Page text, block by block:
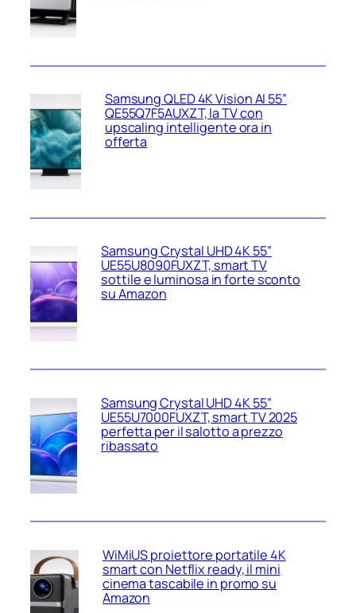
Samsung QLED 4K Vision AI 55”
QE55Q7F5AUXZT, la TV con
upscaling intelligente ora in
offerta
Samsung Crystal UHD 4K 55”
UE55U8090FUXZT, smart TV
sottile e luminosa in forte sconto
su Amazon
Samsung Crystal UHD 4K 55”
UE55U7000FUXZT, smart TV 2025
perfetta per il salotto a prezzo
ribassato
WiMiUS proiettore portatile 4K
smart con Netflix ready, il mini
cinema tascabile in promo su
Amazon